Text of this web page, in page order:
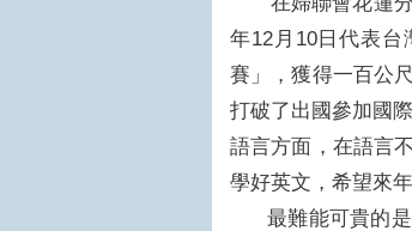
年12月10日代表
賽」，獲得一百公
打破了出國參加國
語言方面，在語言
學好英文，希望來
最難能可貴的是